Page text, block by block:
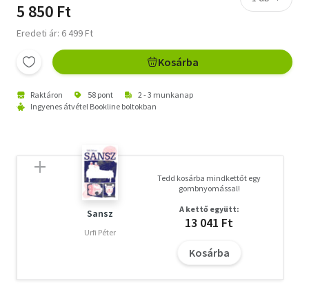
5 850 Ft
Eredeti ár: 6 499 Ft
Kosárba
Raktáron 58 pont
2 - 3 munkanap
Ingyenes átvétel Bookline boltokban
Sansz
Urfi Péter
Tedd kosárba mindkettőt egy
gombnyomással!
A kettő együtt:
13 041 Ft
Kosárba